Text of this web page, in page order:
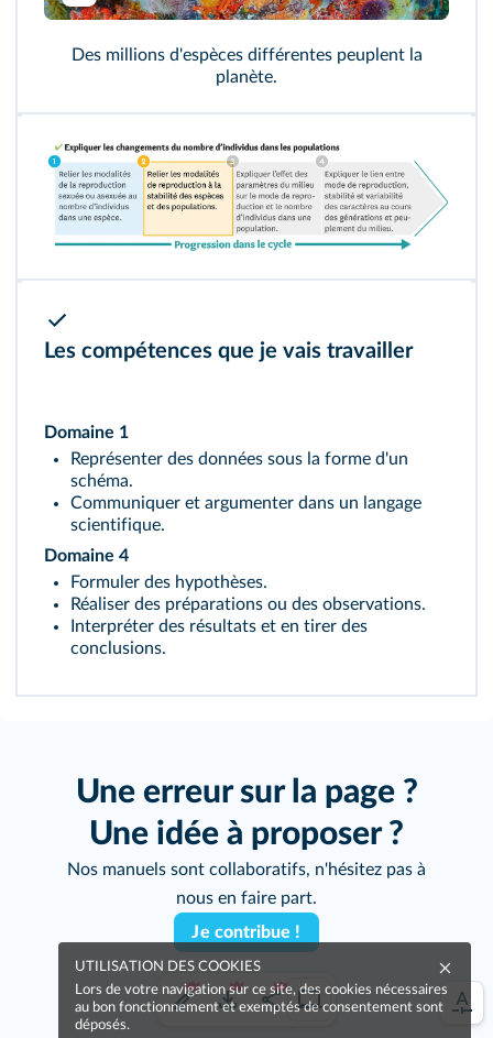
Des millions d'espèces différentes peuplent la
planète.
Les compétences que je vais travailler
Domaine 1
Représenter des données sous la forme d'un
schéma.
Communiquer et argumenter dans un langage
scientifique.
Domaine 4
Formuler des hypothèses.
Réaliser des préparations ou des observations.
Interpréter des résultats et en tirer des
conclusions.
Une erreur sur la page ?
Une idée à proposer ?
Nos manuels sont collaboratifs, n'hésitez pas à
nous en faire part.
Je contribue !
UTILISATION DES COOKIES
Lors de votre navigation sur ce site, des cookies nécessaires
au bon fonctionnement et exemptés de consentement sont
déposés.